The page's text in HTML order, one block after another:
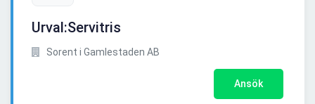
Urval:Servitris
Sorent i Gamlestaden AB
Ansök